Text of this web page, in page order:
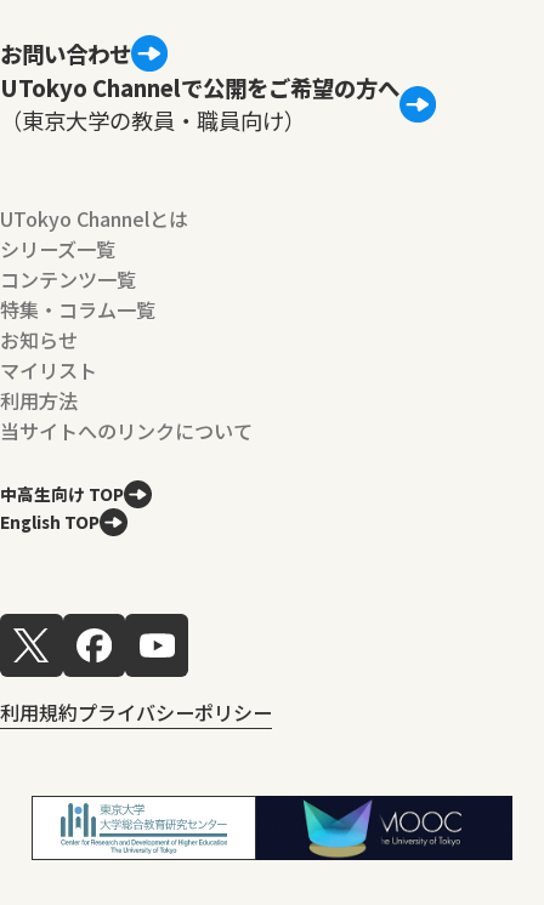
お問い合わせ
UTokyo Channelで公開をご希望の方へ
（東京大学の教員・職員向け）
UTokyo Channelとは
シリーズ一覧
コンテンツ一覧
特集・コラム一覧
お知らせ
マイリスト
利用方法
当サイトへのリンクについて
中高生向け TOP
English TOP
利用規約プライバシーポリシー